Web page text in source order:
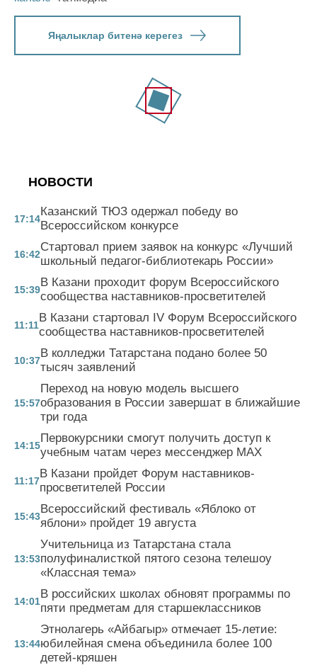
Яңалыклар битенә керегез
НОВОСТИ
17:14
Казанский ТЮЗ одержал победу во
Всероссийском конкурсе
16:42
Стартовал прием заявок на конкурс «Лучший
школьный педагог-библиотекарь России»
15:39
В Казани проходит форум Всероссийского
сообщества наставников-просветителей
11:11
В Казани стартовал IV Форум Всероссийского
сообщества наставников-просветителей
10:37
В колледжи Татарстана подано более 50
тысяч заявлений
15:57
Переход на новую модель высшего
образования в России завершат в ближайшие
три года
14:15
Первокурсники смогут получить доступ к
учебным чатам через мессенджер MAX
11:17
В Казани пройдет Форум наставников-
просветителей России
15:43
Всероссийский фестиваль «Яблоко от
яблони» пройдет 19 августа
13:53
Учительница из Татарстана стала
полуфиналисткой пятого сезона телешоу
«Классная тема»
14:01
В российских школах обновят программы по
пяти предметам для старшеклассников
13:44
Этнолагерь «Айбагыр» отмечает 15-летие:
юбилейная смена объединила более 100
детей-кряшен